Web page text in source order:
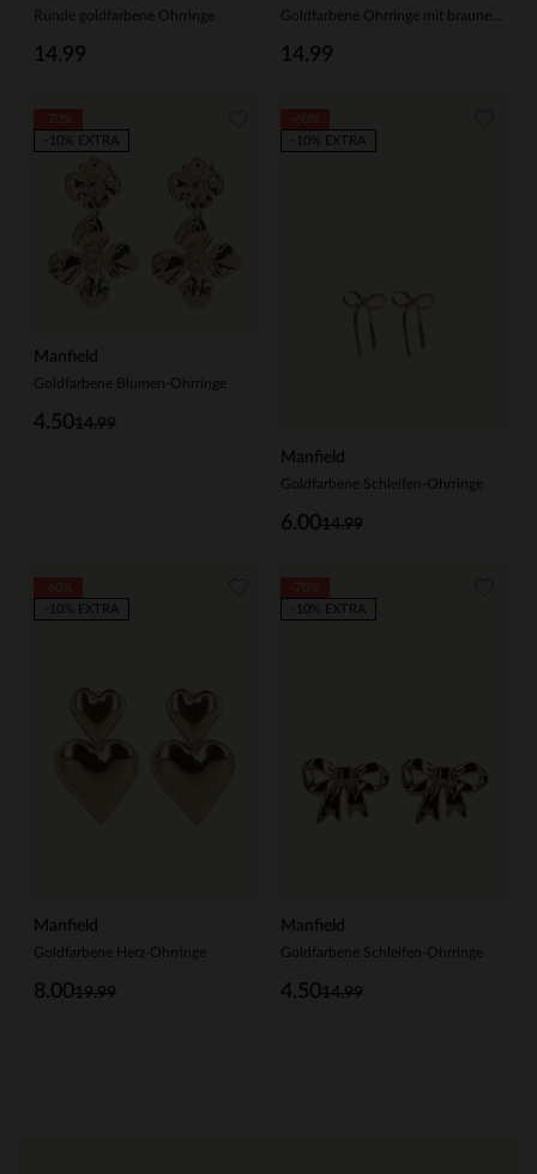
Runde goldfarbene Ohrringe
14.99 14.99
Manfield
Goldfarbene Blumen-Ohrringe
14.99
4.50
-10% EXTRA
Manfield
Goldfarbene Schleifen-Ohrringe
14.99
6.00
-10% EXTRA
Manfield
Goldfarbene Herz-Ohrringe
19.99
8.00
-10% EXTRA
Manfield
Goldfarbene Schleifen-Ohrringe
14.99
4.50
-10% EXTRA